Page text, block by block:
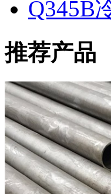
Q345B
推荐产品